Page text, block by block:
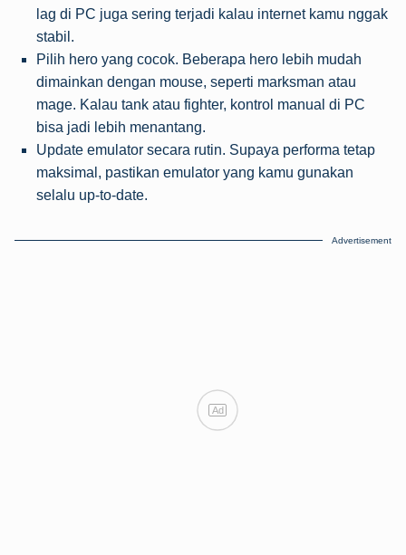
lag di PC juga sering terjadi kalau internet kamu nggak
stabil.
Pilih hero yang cocok. Beberapa hero lebih mudah
dimainkan dengan mouse, seperti marksman atau
mage. Kalau tank atau fighter, kontrol manual di PC
bisa jadi lebih menantang.
Update emulator secara rutin. Supaya performa tetap
maksimal, pastikan emulator yang kamu gunakan
selalu up-to-date.
Advertisement
Ad